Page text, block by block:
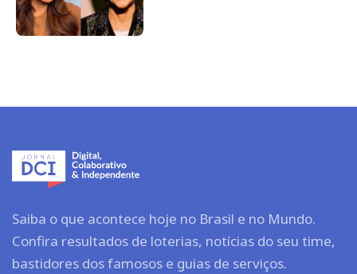
Saiba o que acontece hoje no Brasil e no Mundo.
Confira resultados de loterias, notícias do seu time,
bastidores dos famosos e guias de serviços.